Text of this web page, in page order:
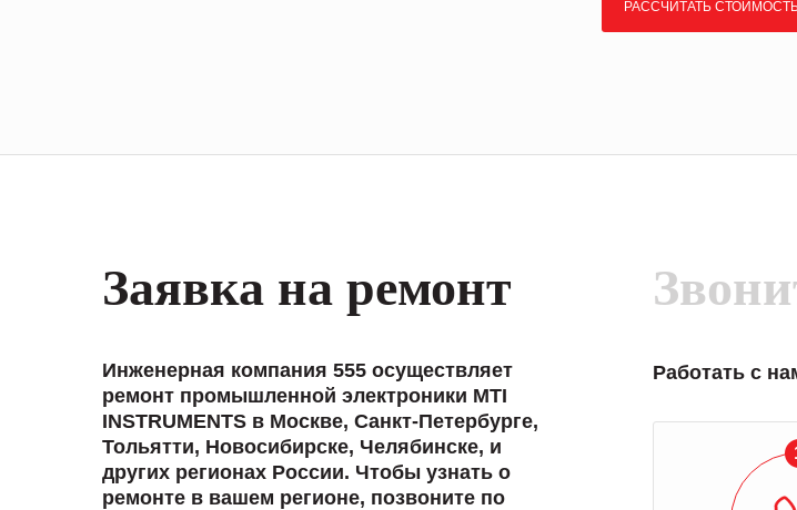
РАССЧИТАТЬ
Заявка на ремонт
Инженерная компания 555 осуществляет
ремонт промышленной электроники MTI
INSTRUMENTS в Москве, Санкт-Петербурге,
Тольятти, Новосибирске, Челябинске, и
других регионах России. Чтобы узнать о
ремонте в вашем регионе, позвоните по
Работать с